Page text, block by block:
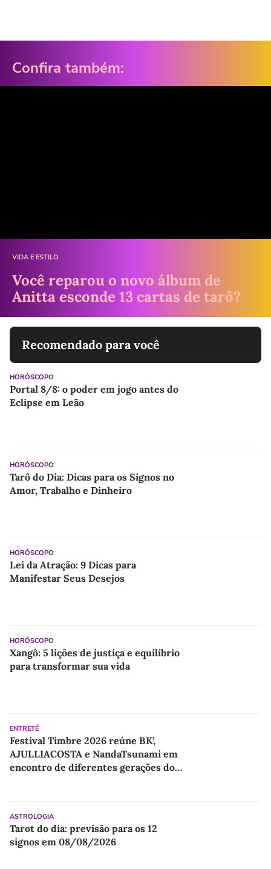
Confira também:
VIDA E ESTILO
Você reparou o novo álbum de
Anitta esconde 13 cartas de tarô?
Recomendado para você
HORÓSCOPO
Portal 8/8: o poder em jogo antes do
Eclipse em Leão
HORÓSCOPO
Tarô do Dia: Dicas para os Signos no
Amor, Trabalho e Dinheiro
HORÓSCOPO
Lei da Atração: 9 Dicas para
Manifestar Seus Desejos
HORÓSCOPO
Xangô: 5 lições de justiça e equilíbrio
para transformar sua vida
ENTRETÊ
Festival Timbre 2026 reúne BK’,
AJULLIACOSTA e NandaTsunami em
encontro de diferentes gerações do
ASTROLOGIA
Tarot do dia: previsão para os 12
signos em 08/08/2026